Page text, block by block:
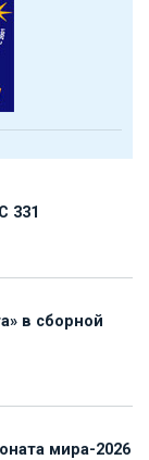
331
в сборной
мира-2026